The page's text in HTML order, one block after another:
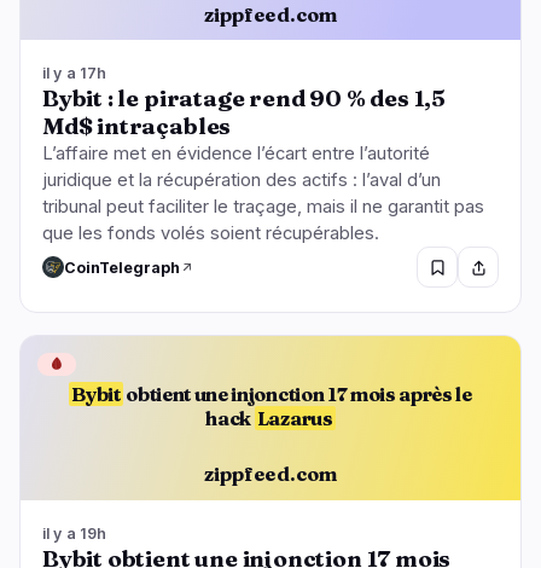
zippfeed.com
il y a 17h
Bybit : le piratage rend 90 % des 1,5
Md$ intraçables
L’affaire met en évidence l’écart entre l’autorité
juridique et la récupération des actifs : l’aval d’un
tribunal peut faciliter le traçage, mais il ne garantit pas
que les fonds volés soient récupérables.
CoinTelegraph
Bybit obtient une injonction 17 mois après le
hack Lazarus
zippfeed.com
🩸
il y a 19h
Bybit obtient une injonction 17 mois